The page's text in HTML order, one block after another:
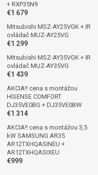
+ RXP35N9
€1 679
Mitsubishi MSZ-AY25VGK + IR
ovládač MUZ-AY25VG
€1 299
Mitsubishi MSZ-AY35VGK + IR
ovládač MUZ-AY35VG
€1 439
AKCIA!! cena s montážou
HISENSE COMFORT
DJ35VE0BG + DJ35VE0BW
€1 314
AKCIA!! cena s montážou 3,5
kW SAMSUNG AR35
AR12TXHQASINEU +
AR12TXHQASIXEU
€999